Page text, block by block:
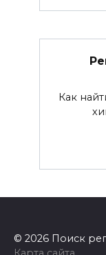
Как
© 2026 Поиск